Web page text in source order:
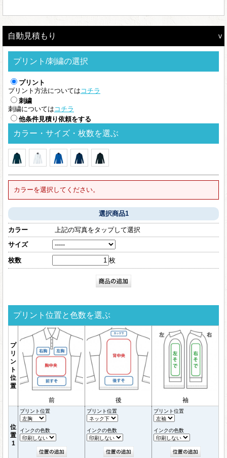
自動見積もり
プリント/刺繍の選択
プリント
プリント方法については コチラ
刺繍
刺繍については コチラ
他条件見積り依頼をする
カラー・サイズ・枚数を選ぶ
カラーを選択してください。
選択商品1
カラー
上記の写真をタップして選択
サイズ
枚数 枚
プリント位置と色数を選ぶ
プ
リ
ン
ト
位
置
前
後 袖
位
置
1
プリント位置
インクの色数
プリント位置
インクの色数
プリント位置
インクの色数